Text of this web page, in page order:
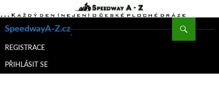
SpeedwayA-Z.cz
K
WEBU
REGISTRACE
PŘIHLÁSIT SE